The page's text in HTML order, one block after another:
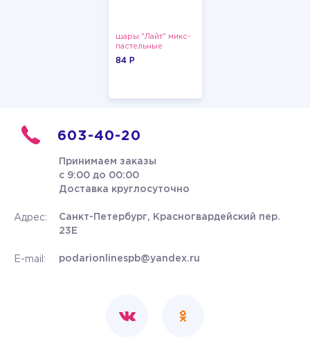
шары "Лайт" микс-
пастельные
84 P
603-40-20
Принимаем заказы
с 9:00 до 00:00
Доставка круглосуточно
Адрес:
Санкт-Петербург, Красногвардейский пер.
23Е
E-mail: podarionlinespb@yandex.ru